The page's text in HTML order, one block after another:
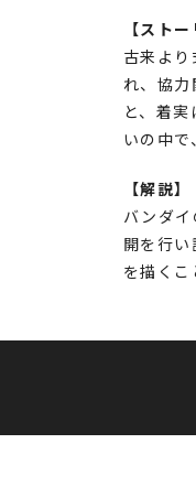
【ストー
古来よ
れ、協
と、着
いの中
【解説】
バンダ
開を行
を描くこ